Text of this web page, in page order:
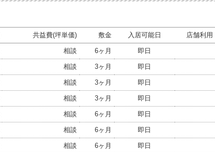
共益費(坪単価) 敷金 入居可能日 店舗利用
相談 6ヶ月 即日
相談 3ヶ月 即日
相談 3ヶ月 即日
相談 3ヶ月 即日
相談 6ヶ月 即日
相談 6ヶ月 即日
相談 6ヶ月 即日